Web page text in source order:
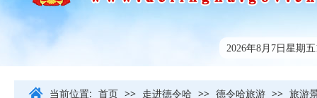
2026年8月7日星期五
当前位置: 首页 >> 走进德令哈 >> 德令哈旅游 >> 旅游